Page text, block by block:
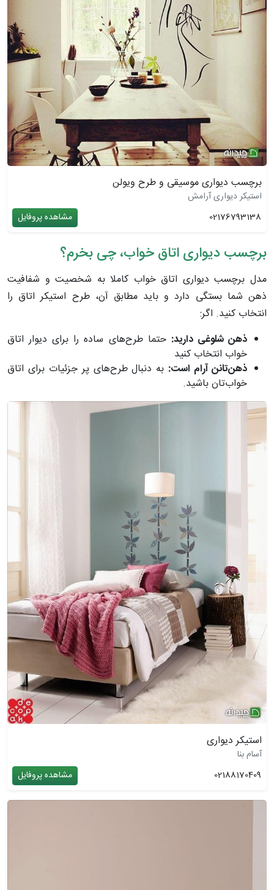
برچسب دیواری موسیقی و طرح ویولن
استیکر دیواری آرامش
02176793138
مشاهده پروفایل
برچسب دیواری اتاق خواب، چی بخرم؟
مدل برچسب دیواری اتاق خواب کاملا به شخصیت و شفافیت
ذهن شما بستگی دارد و باید مطابق آن، طرح استیکر اتاق را
انتخاب کنید. اگر:
ذهن شلوغی دارید: حتما طرح‌های ساده را برای دیوار اتاق
خواب انتخاب کنید
ذهن‌تانن آرام است: به دنبال طرح‌های پر جزئیات برای اتاق
خواب‌تان باشید.
استیکر دیواری
آسام بنا
02188170409
مشاهده پروفایل